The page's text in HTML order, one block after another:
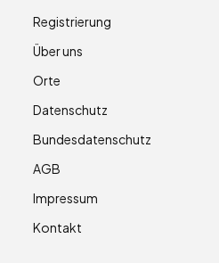
Registrierung
Über uns
Orte
Datenschutz
Bundesdatenschutz
AGB
Impressum
Kontakt